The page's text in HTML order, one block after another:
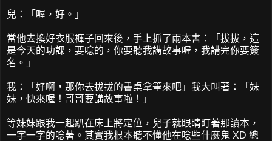
兒：「喔，好。」
當他去換好衣服褲子回來後，手上抓了兩本書：「拔拔，這
是今天的功課，要唸的，你要聽我講故事喔，我講完你要簽
名。」
我：「好啊，那你去拔拔的書桌拿筆來吧」我大叫著：「妹
妹，快來喔！哥哥要講故事啦！」
等妹妹跟我一起趴在床上將定位，兒子就眼睛盯著那讀本，
一字一字的唸著。其實我根本聽不懂他在唸些什麼鬼 XD 總